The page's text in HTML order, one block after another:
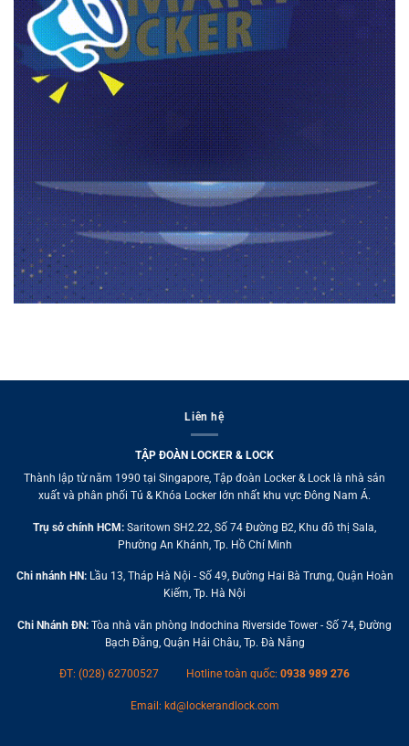
Liên hệ
TẬP ĐOÀN LOCKER & LOCK
Thành lập từ năm 1990 tại Singapore, Tập đoàn Locker & Lock là nhà sản
xuất và phân phối Tủ & Khóa Locker lớn nhất khu vực Đông Nam Á.
Trụ sở chính HCM: Saritown SH2.22, Số 74 Đường B2, Khu đô thị Sala,
Phường An Khánh, Tp. Hồ Chí Minh
Chi nhánh HN:Lầu 13, Tháp Hà Nội - Số 49, Đường Hai Bà Trưng, Quận Hoàn
Kiếm, Tp. Hà Nội
Chi Nhánh ĐN: Tòa nhà văn phòng Indochina Riverside Tower - Số 74, Đường
Bạch Đằng, Quận Hải Châu, Tp. Đà Nẵng
ĐT: (028) 62700527 Hotline toàn quốc: 0938 989 276
Email: kd@lockerandlock.com